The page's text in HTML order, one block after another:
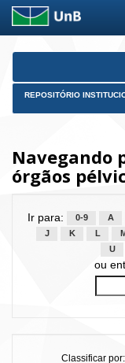
Skip
REPOSITÓRIO
Navegando
órgãos
Ir para: 0-9 A
J
K L M
U
ou
Classificar por: